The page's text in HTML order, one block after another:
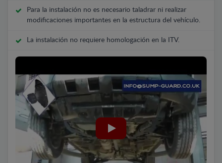
Para la instalación no es necesario taladrar ni realizar
modificaciones importantes en la estructura del vehículo.
La instalación no requiere homologación en la ITV.